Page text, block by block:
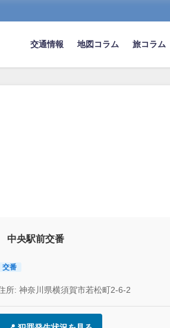
交通情報 地図コラム 旅コラム
中央駅前交番
交番
所: 神奈川県横須賀市若松町2-6-2